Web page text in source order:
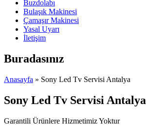
Buzdolabı
Bulaşık Makinesi
Çamaşır Makinesi
Yasal Uyarı
İletişim
Buradasınız
Anasayfa » Sony Led Tv Servisi Antalya
Sony Led Tv Servisi Antalya
Garantili Ürünlere Hizmetimiz Yoktur